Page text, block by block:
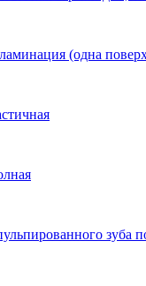
(одна
зуба